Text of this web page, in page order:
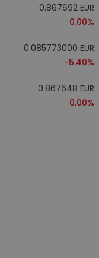
0.867692 EUR
0.00%
0.085773000 EUR
-5.40%
0.867648 EUR
0.00%